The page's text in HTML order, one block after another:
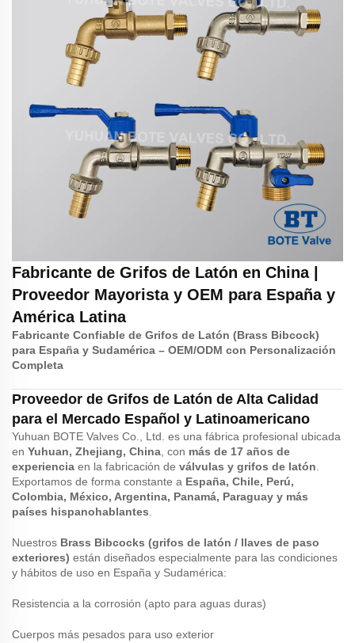
Fabricante de Grifos de Latón en China |
Proveedor Mayorista y OEM para España y
América Latina
Fabricante Confiable de Grifos de Latón (Brass Bibcock)
para España y Sudamérica – OEM/ODM con Personalización
Completa
Proveedor de Grifos de Latón de Alta Calidad
para el Mercado Español y Latinoamericano
Yuhuan BOTE Valves Co., Ltd. es una fábrica profesional ubicada
en Yuhuan, Zhejiang, China , con más de 17 años de
experiencia en la fabricación de válvulas y grifos de latón
Exportamos de forma constante a España, Chile, Perú,
Colombia, México, Argentina, Panamá, Paraguay y más
países hispanohablantes
Nuestros Brass Bibcocks (grifos de latón / llaves de paso
exteriores) están diseñados especialmente para las condiciones
y hábitos de uso en España y Sudamérica:
Resistencia a la corrosión (apto para aguas duras)
Cuerpos más pesados para uso exterior